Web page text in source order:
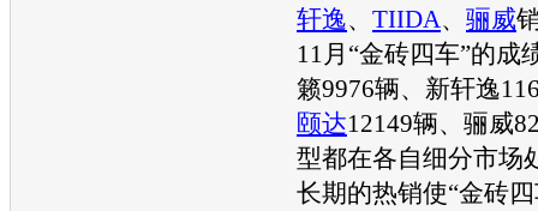
轩逸、 TIIDA、 骊威
11月“金砖四车”的成
籁9976辆、 新轩逸
颐达12149辆、 骊威
型都在各自细分市场
长期的热销使“金砖